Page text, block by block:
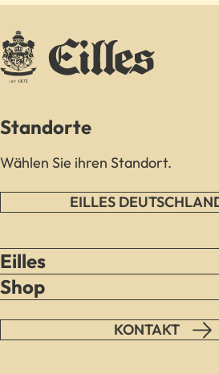
Standorte
Wählen Sie ihren Standort.
EILLES
Eilles
Shop
KONTAKT